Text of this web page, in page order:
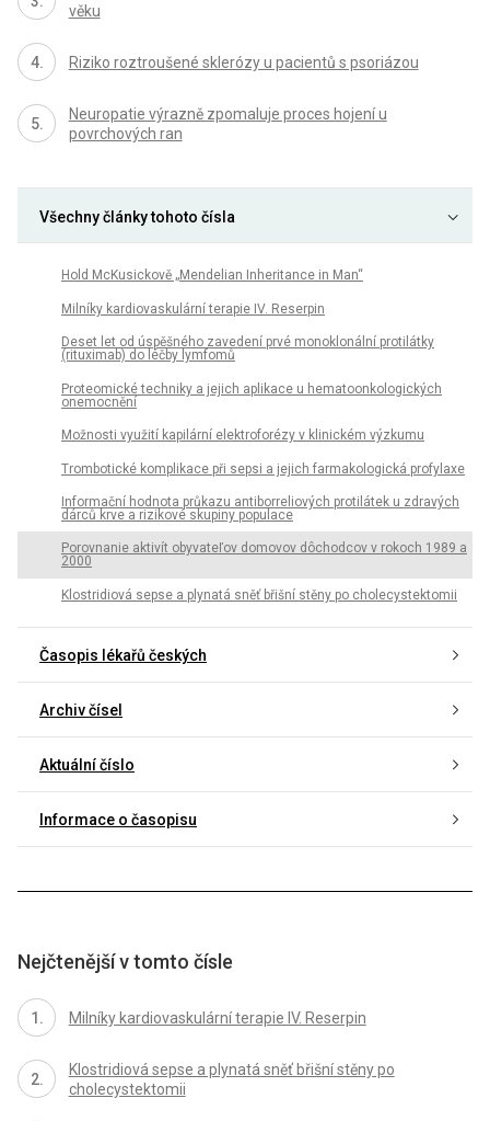
věku
Riziko roztroušené sklerózy u pacientů s psoriázou
Neuropatie výrazně zpomaluje proces hojení u
povrchových ran
Všechny články tohoto čísla
Hold McKusickově „Mendelian Inheritance in Man“
Milníky kardiovaskulární terapie IV. Reserpin
Deset let od úspěšného zavedení prvé monoklonální protilátky
(rituximab) do léčby lymfomů
Proteomické techniky a jejich aplikace u hematoonkologických
onemocnění
Možnosti využití kapilární elektroforézy v klinickém výzkumu
Trombotické komplikace při sepsi a jejich farmakologická profylaxe
Informační hodnota průkazu antiborreliových protilátek u zdravých
dárců krve a rizikové skupiny populace
Porovnanie aktivít obyvateľov domovov dôchodcov v rokoch 1989 a
2000
Klostridiová sepse a plynatá sněť břišní stěny po cholecystektomii
Časopis lékařů českých
Archiv čísel
Aktuální číslo
Informace o časopisu
Nejčtenější v tomto čísle
Milníky kardiovaskulární terapie IV. Reserpin
Klostridiová sepse a plynatá sněť břišní stěny po
cholecystektomii